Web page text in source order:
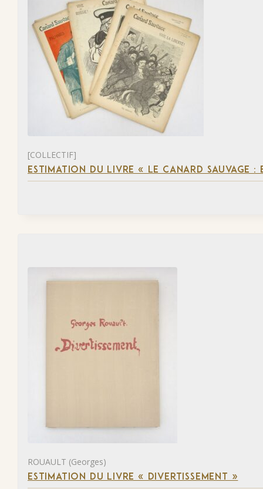
[COLLECTIF]
ESTIMATION DU LIVRE « LE CANARD SAUVAGE :
ROUAULT (Georges)
ESTIMATION DU LIVRE « DIVERTISSEMENT »